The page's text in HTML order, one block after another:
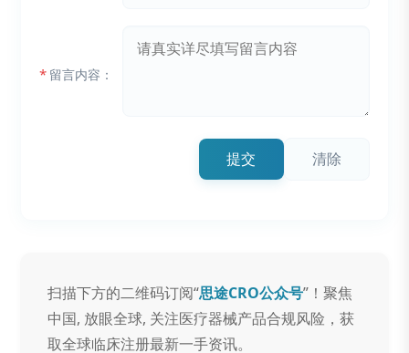
* 留言内容：
提交 清除
扫描下方的二维码订阅“思途CRO公众号”！聚焦
中国, 放眼全球, 关注医疗器械产品合规风险，获
取全球临床注册最新一手资讯。